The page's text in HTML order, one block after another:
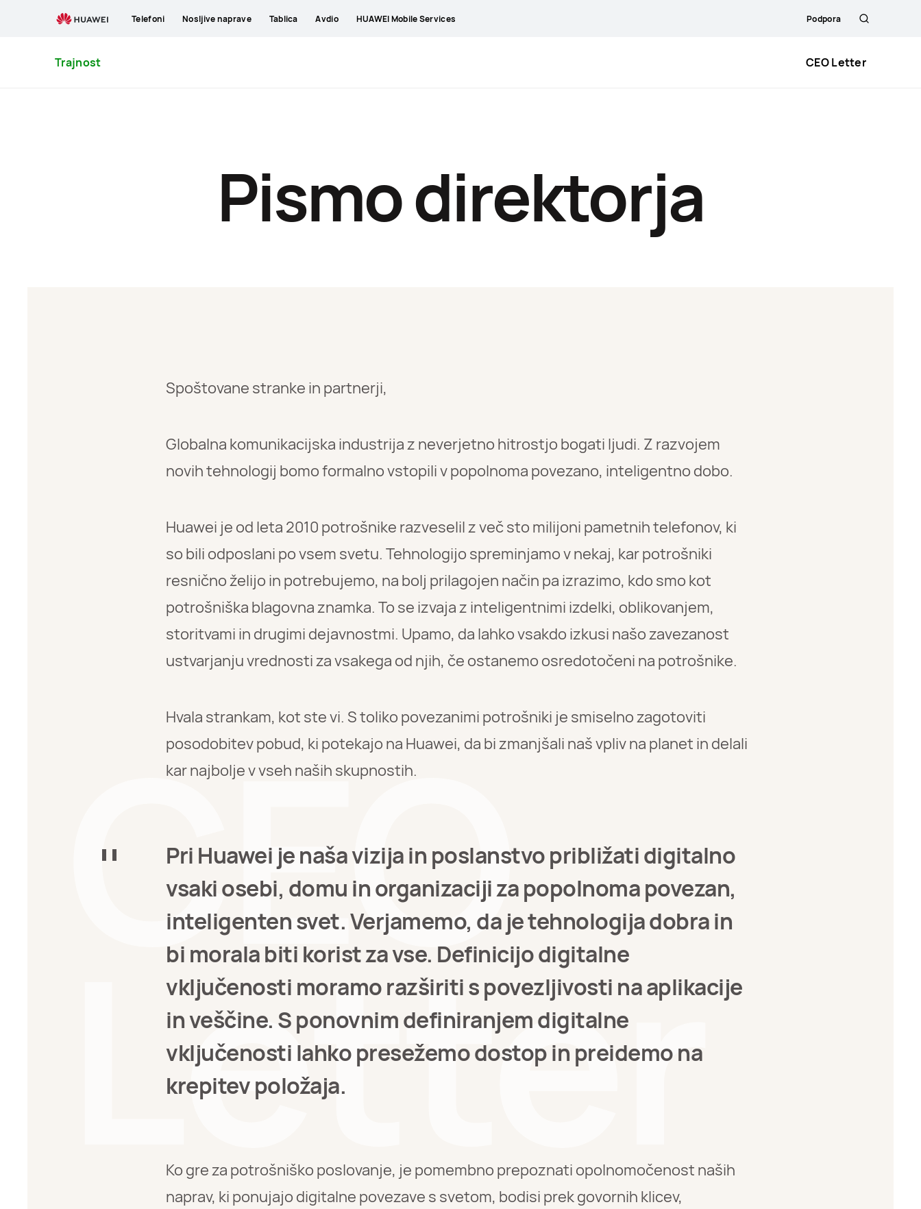
Telefoni Nosljive naprave Tablica Avdio HUAWEI Mobile Services Podpora
Trajnost
CEO Letter
Pismo direktorja
Spoštovane stranke in partnerji,
Globalna komunikacijska industrija z neverjetno hitrostjo bogati ljudi. Z razvojem
novih tehnologij bomo formalno vstopili v popolnoma povezano, inteligentno dobo.
Huawei je od leta 2010 potrošnike razveselil z več sto milijoni pametnih telefonov, ki
so bili odposlani po vsem svetu. Tehnologijo spreminjamo v nekaj, kar potrošniki
resnično želijo in potrebujemo, na bolj prilagojen način pa izrazimo, kdo smo kot
potrošniška blagovna znamka. To se izvaja z inteligentnimi izdelki, oblikovanjem,
storitvami in drugimi dejavnostmi. Upamo, da lahko vsakdo izkusi našo zavezanost
ustvarjanju vrednosti za vsakega od njih, če ostanemo osredotočeni na potrošnike.
Hvala strankam, kot ste vi. S toliko povezanimi potrošniki je smiselno zagotoviti
posodobitev pobud, ki potekajo na Huawei, da bi zmanjšali naš vpliv na planet in delali
kar najbolje v vseh naših skupnostih.
Pri Huawei je naša vizija in poslanstvo približati digitalno
vsaki osebi, domu in organizaciji za popolnoma povezan,
inteligenten svet. Verjamemo, da je tehnologija dobra in
bi morala biti korist za vse. Definicijo digitalne
vključenosti moramo razširiti s povezljivosti na aplikacije
in veščine. S ponovnim definiranjem digitalne
vključenosti lahko presežemo dostop in preidemo na
krepitev položaja.
Ko gre za potrošniško poslovanje, je pomembno prepoznati opolnomočenost naših
naprav, ki ponujajo digitalne povezave s svetom, bodisi prek govornih klicev,